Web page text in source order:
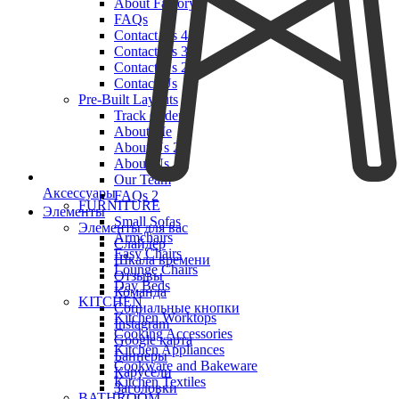
FAQs
Contact Us 4
Contact Us 3
Contact Us 2
Contact Us
Pre-Built Layouts
Track Order
About Me
About Us 2
About Us
Our Team
FAQs 2
Элементы
Элементы для вас
Слайдер
Шкала времени
Отзывы
Команда
Социальные кнопки
Instagram
Google карта
Баннеры
Карусели
Заголовки
Аксессуары
FURNITURE
Small Sofas
Armchairs
Easy Chairs
Lounge Chairs
Day Beds
KITCHEN
Kitchen Worktops
Cooking Accessories
Kitchen Appliances
Cookware and Bakeware
Kitchen Textiles